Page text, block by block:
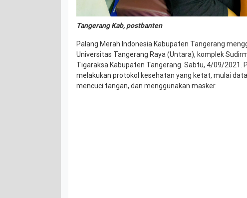
Tangerang Kab, postbanten
Palang Merah Indonesia Kabupaten Tangerang
Universitas Tangerang Raya (Untara), komplek
Tigaraksa Kabupaten Tangerang. Sabtu, 4/09/2021.
melakukan protokol kesehatan yang ketat, mulai
mencuci tangan, dan menggunakan masker.